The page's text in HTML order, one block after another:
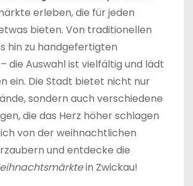
erleben, die für jeden
bieten. Von traditionellen
hin zu handgefertigten
die Auswahl ist vielfältig und lädt
ein. Die Stadt bietet nicht nur
sondern auch verschiedene
die das Herz höher schlagen
von der weihnachtlichen
und entdecke die
in Zwickau!